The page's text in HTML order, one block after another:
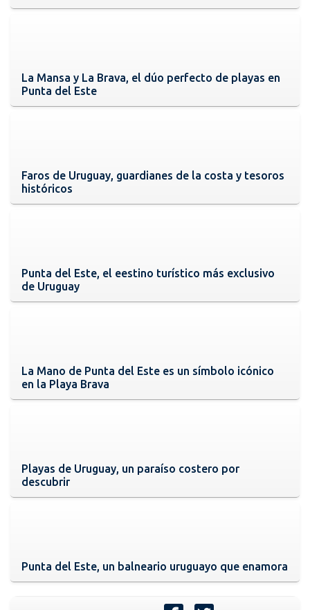
La Mansa y La Brava, el dúo perfecto de playas en
Punta del Este
Faros de Uruguay, guardianes de la costa y tesoros
históricos
Punta del Este, el eestino turístico más exclusivo
de Uruguay
La Mano de Punta del Este es un símbolo icónico
en la Playa Brava
Playas de Uruguay, un paraíso costero por
descubrir
Punta del Este, un balneario uruguayo que enamora